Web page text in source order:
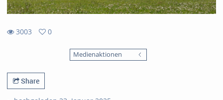
3003
0
Medienaktionen
Share